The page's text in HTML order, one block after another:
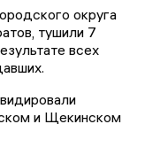
округа
тушили 7
всех
и Щекинском